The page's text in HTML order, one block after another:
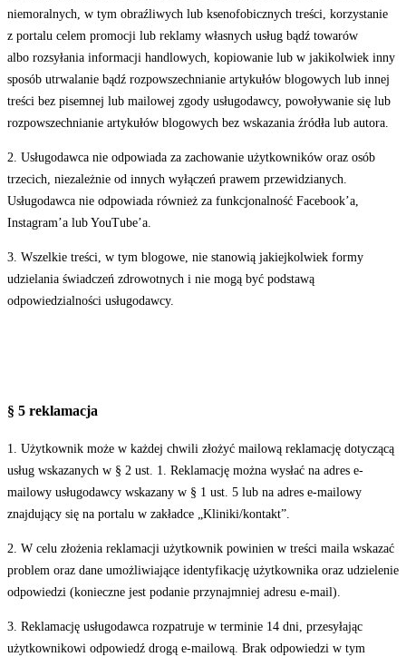
niemoralnych, w tym obraźliwych lub ksenofobicznych treści, korzystanie
z portalu celem promocji lub reklamy własnych usług bądź towarów
albo rozsyłania informacji handlowych, kopiowanie lub w jakikolwiek inny
sposób utrwalanie bądź rozpowszechnianie artykułów blogowych lub innej
treści bez pisemnej lub mailowej zgody usługodawcy, powoływanie się lub
rozpowszechnianie artykułów blogowych bez wskazania źródła lub autora.
2. Usługodawca nie odpowiada za zachowanie użytkowników oraz osób
trzecich, niezależnie od innych wyłączeń prawem przewidzianych.
Usługodawca nie odpowiada również za funkcjonalność Facebook’a,
Instagram’a lub YouTube’a.
3. Wszelkie treści, w tym blogowe, nie stanowią jakiejkolwiek formy
udzielania świadczeń zdrowotnych i nie mogą być podstawą
odpowiedzialności usługodawcy.
§ 5 reklamacja
1. Użytkownik może w każdej chwili złożyć mailową reklamację dotyczącą
usług wskazanych w § 2 ust. 1. Reklamację można wysłać na adres e-
mailowy usługodawcy wskazany w § 1 ust. 5 lub na adres e-mailowy
znajdujący się na portalu w zakładce „Kliniki/kontakt”.
2. W celu złożenia reklamacji użytkownik powinien w treści maila wskazać
problem oraz dane umożliwiające identyfikację użytkownika oraz udzielenie
odpowiedzi (konieczne jest podanie przynajmniej adresu e-mail).
3. Reklamację usługodawca rozpatruje w terminie 14 dni, przesyłając
użytkownikowi odpowiedź drogą e-mailową. Brak odpowiedzi w tym